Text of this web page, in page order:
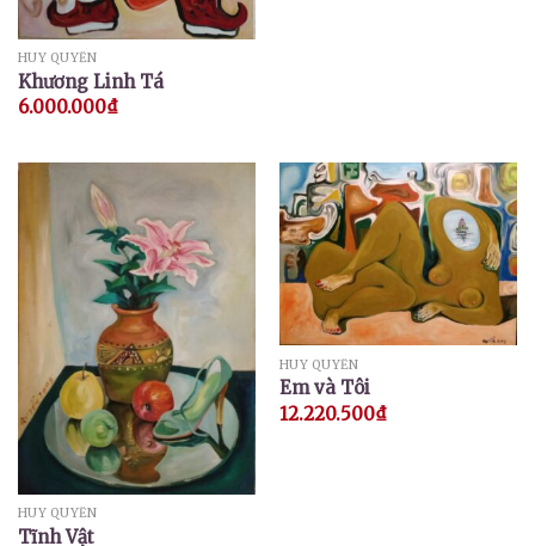
HUY QUYỂN
Khương Linh Tá
6.000.000₫
HUY QUYỂN
Tĩnh Vật
HUY QUYỂN
Em và Tôi
12.220.500₫